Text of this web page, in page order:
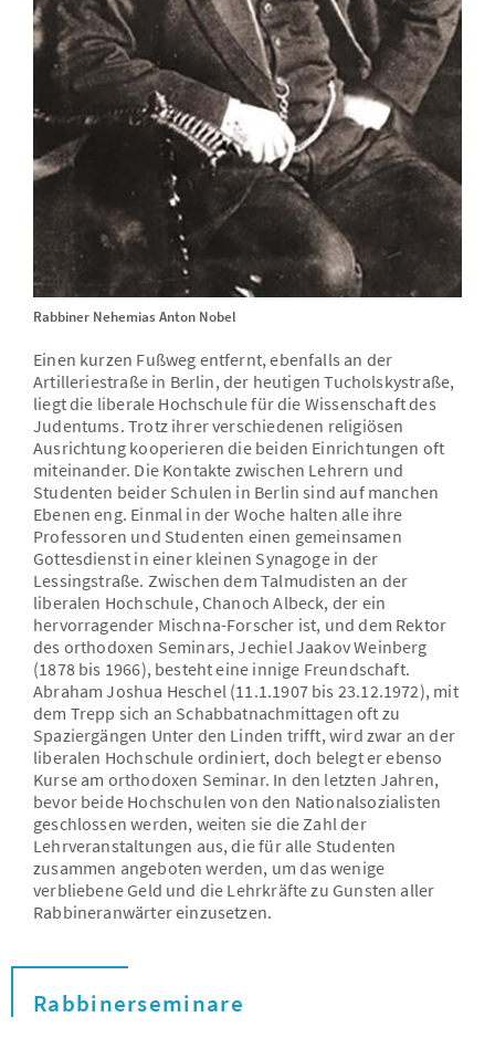
Rabbiner Nehemias Anton Nobel
Einen kurzen Fußweg entfernt, ebenfalls an der
Artilleriestraße in Berlin, der heutigen Tucholskystraße,
liegt die liberale Hochschule für die Wissenschaft des
Judentums. Trotz ihrer verschiedenen religiösen
Ausrichtung kooperieren die beiden Einrichtungen oft
miteinander. Die Kontakte zwischen Lehrern und
Studenten beider Schulen in Berlin sind auf manchen
Ebenen eng. Einmal in der Woche halten alle ihre
Professoren und Studenten einen gemeinsamen
Gottesdienst in einer kleinen Synagoge in der
Lessingstraße. Zwischen dem Talmudisten an der
liberalen Hochschule, Chanoch Albeck, der ein
hervorragender Mischna-Forscher ist, und dem Rektor
des orthodoxen Seminars, Jechiel Jaakov Weinberg
(1878 bis 1966), besteht eine innige Freundschaft.
Abraham Joshua Heschel (11.1.1907 bis 23.12.1972), mit
dem Trepp sich an Schabbatnachmittagen oft zu
Spaziergängen Unter den Linden trifft, wird zwar an der
liberalen Hochschule ordiniert, doch belegt er ebenso
Kurse am orthodoxen Seminar. In den letzten Jahren,
bevor beide Hochschulen von den Nationalsozialisten
geschlossen werden, weiten sie die Zahl der
Lehrveranstaltungen aus, die für alle Studenten
zusammen angeboten werden, um das wenige
verbliebene Geld und die Lehrkräfte zu Gunsten aller
Rabbineranwärter einzusetzen.
Rabbinerseminare